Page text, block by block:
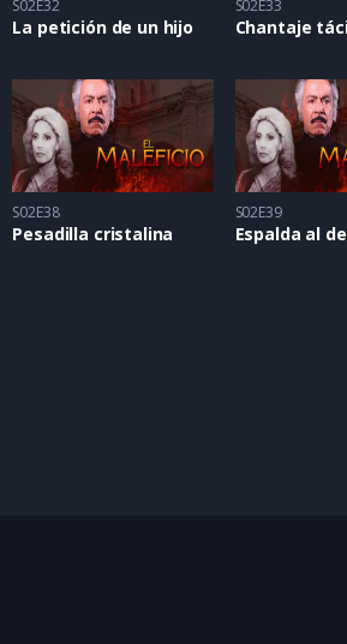
S02E32
La petición de un hijo
S02E33
S02E38
Pesadilla cristalina
S02E39
Espalda al